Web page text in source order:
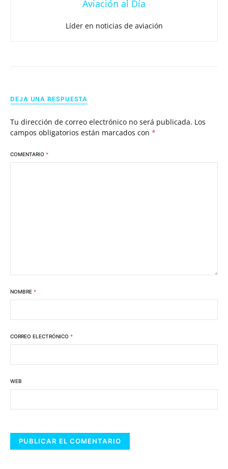
Aviación al Día
Líder en noticias de aviación
DEJA UNA RESPUESTA
Tu dirección de correo electrónico no será publicada. Los
campos obligatorios están marcados con *
COMENTARIO *
NOMBRE *
CORREO ELECTRÓNICO *
WEB